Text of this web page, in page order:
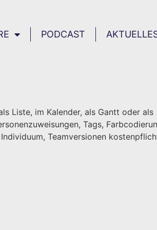
PODCAST
Liste, im Kalender, als Gantt oder als
Tags,
Teamversionen